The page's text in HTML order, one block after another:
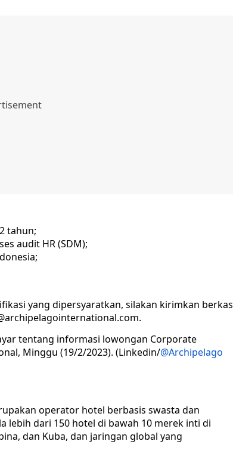
tahun;
audit HR (SDM);
yang dipersyaratkan, silakan kirimkan berkas
tentang informasi lowongan Corporate
Minggu (19/2/2023). (Linkedin/@Archipelago
operator hotel berbasis swasta dan
lebih dari 150 hotel di bawah 10 merek inti di
dan Kuba, dan jaringan global yang